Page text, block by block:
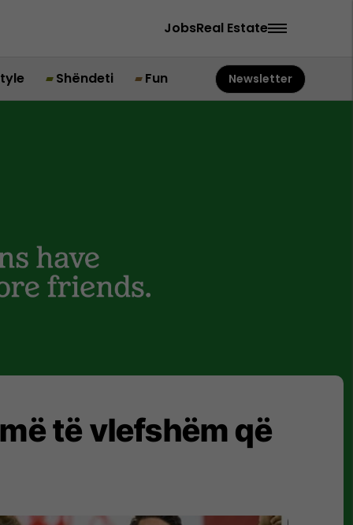
JobsReal Estate
Shëndeti Fun Newsletter
të vlefshëm që